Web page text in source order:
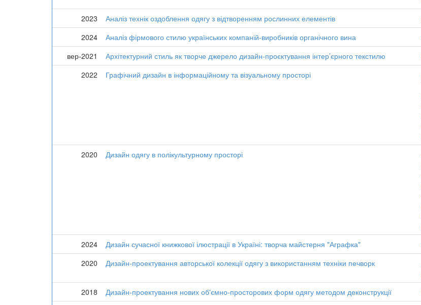
2023
Аналіз технік оздоблення одягу з відтворенням рослинних елементів
2024
Аналіз фірмового стилю українських компаній-виробників органічного вина
вер-2021
Архітектурний стиль як творче джерело дизайн-проєктування інтер’єрного текстилю
2022
Графічний дизайн в інформаційному та візуальному просторі
2020
Дизайн одягу в полікультурному просторі
2024
Дизайн сучасної книжкової ілюстрації в Україні: творча майстерня "Аграфка"
2020
Дизайн-проектування авторської колекції одягу з використанням техніки печворк
2018
Дизайн-проектування нових об'ємно-просторових форм одягу методом деконструкції